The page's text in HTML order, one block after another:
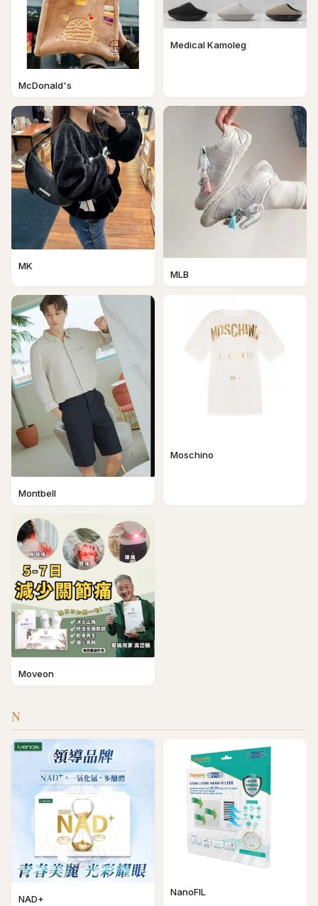
McDonald's
Medical Kamoleg
MK
MLB
Montbell
Moschino
Moveon
N
NAD+
NanoFIL